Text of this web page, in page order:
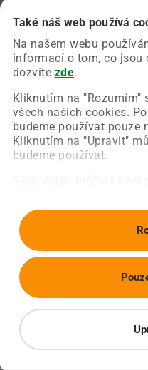
Také náš web používá
Na našem webu
informací o tom, co jsou
dozvíte zde.
Kliknutím na "Rozumím"
všech našich cookies.
budeme používat pouze
Kliknutím na "Upravit"
budeme používat.
Chyba nastala na
Zkuste prosím znovu
Obnovit stránku